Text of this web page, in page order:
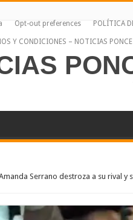
Opt-out preferences POLÍTICA
Y CONDICIONES – NOTICIAS
Serrano destroza a su rival